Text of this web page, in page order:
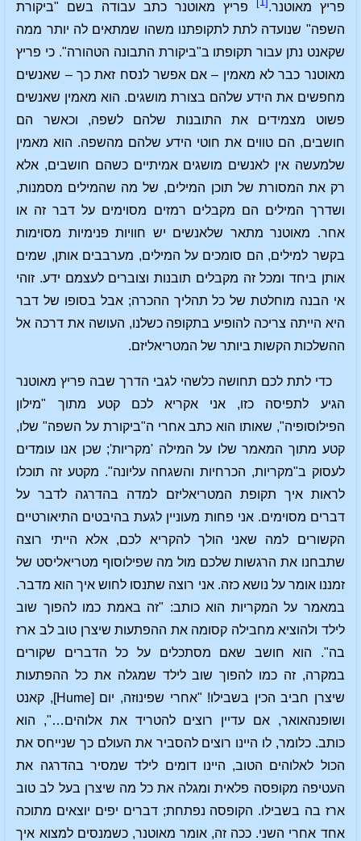
פריץ מאוטנר.
פריץ מאוטנר כתב עבודה בשם "ביקורת
השפה" שנועדה לתת לתקופתנו משהו שמתאים לה יותר ממה
שקאנט נתן עבור תקופתו ב"ביקורת התבונה הטהורה". כי פריץ
מאוטנר כבר לא מאמין – אם אפשר לנסח זאת כך – שאנשים
מחפשים את הידע שלהם בצורת מושגים. הוא מאמין שאנשים
פשוט מצמידים את התובנות שלהם לשפה, וכאשר הם
חושבים, הם טווים את חוטי הידע שלהם מהשפה. הוא מאמין
שלמעשה אין לאנשים מושגים אמיתיים כשהם חושבים, אלא
רק את המסורת של תוכן המילים, של מה שהמילים מסמנות,
ושדרך המילים הם מקבלים רמזים מסוימים על דבר זה או
אחר. מאוטנר מתאר שלאנשים יש חוויות פנימיות מסוימות
בקשר למילים, הם סומכים על המילים, מערבבים אותן, שמים
אותן ביחד ומכל זה מקבלים תובנות וצוברים לעצמם ידע. זוהי
אי הבנה מוחלטת של כל תהליך ההכרה; אבל בסופו של דבר
היא הייתה צריכה להופיע בתקופה כשלנו, העושה את דרכה אל
ההשלכות הקשות ביותר של המטריאליזם.
כדי לתת לכם תחושה כלשהי לגבי הדרך שבה פריץ מאוטנר
הגיע לתפיסה כזו, אני אקריא לכם קטע מתוך "מילון
הפילוסופיה", שאותו הוא כתב אחרי ה"ביקורת על השפה" שלו,
קטע מתוך המאמר שלו על המילה 'מקריות'; שכן אנו עומדים
לעסוק ב"מקריות, הכרחיות והשגחה עליונה". מקטע זה תוכלו
לראות איך תקופת המטריאליזם למדה בהדרגה לדבר על
דברים מסוימים. אני פחות מעוניין לגעת בהיבטים התיאורטיים
הקשורים למה שאני הולך להקריא לכם, אלא הייתי רוצה
שתבחנו את הרגשות שלכם מול מה שפילוסוף מטריאליסט של
זמננו אומר על נושא כזה. אני רוצה שתנסו לחוש איך הוא מדבר.
במאמר על המקריות הוא כותב: "זה באמת כמו להפוך שוב
לילד ולהוציא מחבילה קסומה את ההפתעות שיצרן טוב לב ארז
בה". הוא חושב שאם מסתכלים על כל הדברים שקורים
במקרה, זה כמו להפוך שוב לילד שמגלה את כל ההפתעות
שיצרן חביב הכין בשבילו! "אחרי שפינוזה, יום [Hume], קאנט
ושופנהאואר, אם עדיין רוצים להטריד את אלוהים…", הוא
כותב. כלומר, לו היינו רוצים להסביר את העולם כך שנייחס את
הכול לאלוהים הטוב, היינו דומים לילד שמסיר בהדרגה את
העטיפה מקופסה פלאית ומגלה את כל מה שיצרן בעל לב טוב
ארז בה בשבילו. הקופסה נפתחת; דברים יפים יוצאים מתוכה
אחד אחרי השני. ככה זה, אומר מאוטנר, כשמנסים למצוא איך